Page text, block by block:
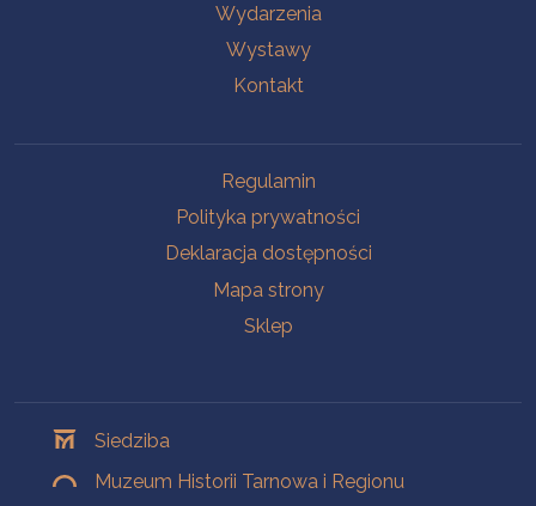
Wydarzenia
Wystawy
Kontakt
Regulamin
Polityka prywatności
Deklaracja dostępności
Mapa strony
Sklep
Siedziba
Muzeum Historii Tarnowa i Regionu